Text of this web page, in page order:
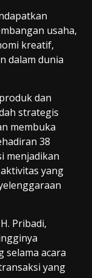
usaha,
kreatif,
dalam dunia
dan
strategis
membuka
38
menjadikan
yang
Pribadi,
selama acara
yang